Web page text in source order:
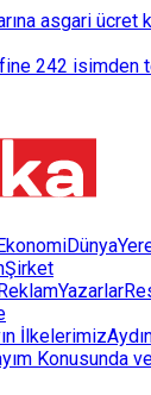
sistemine
asgari ücret
242 isimden
EkonomiDünya
Şirket
Yazarlar
İlkelerimiz
Konusunda